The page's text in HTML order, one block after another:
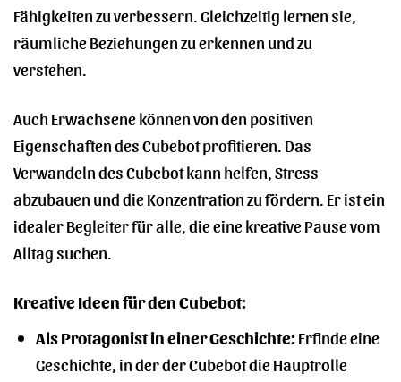
Fähigkeiten zu verbessern. Gleichzeitig lernen sie,
räumliche Beziehungen zu erkennen und zu
verstehen.
Auch Erwachsene können von den positiven
Eigenschaften des Cubebot profitieren. Das
Verwandeln des Cubebot kann helfen, Stress
abzubauen und die Konzentration zu fördern. Er ist ein
idealer Begleiter für alle, die eine kreative Pause vom
Alltag suchen.
Kreative Ideen für den Cubebot:
Als Protagonist in einer Geschichte:Erfinde eine
Geschichte, in der der Cubebot die Hauptrolle